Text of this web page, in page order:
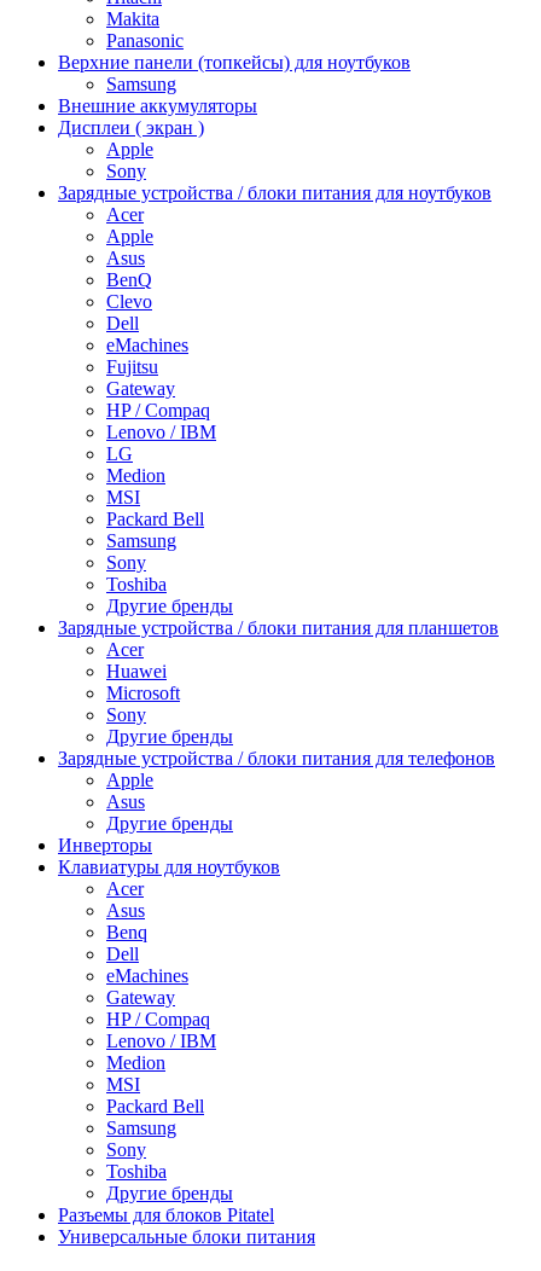
Makita
Panasonic
Верхние панели (топкейсы) для ноутбуков
Samsung
Внешние аккумуляторы
Дисплеи ( экран )
Apple
Sony
Зарядные устройства / блоки питания для ноутбуков
Acer
Apple
Asus
BenQ
Clevo
Dell
eMachines
Fujitsu
Gateway
HP / Compaq
Lenovo / IBM
LG
Medion
MSI
Packard Bell
Samsung
Sony
Toshiba
Другие бренды
Зарядные устройства / блоки питания для планшетов
Acer
Huawei
Microsoft
Sony
Другие бренды
Зарядные устройства / блоки питания для телефонов
Apple
Asus
Другие бренды
Инверторы
Клавиатуры для ноутбуков
Acer
Asus
Benq
Dell
eMachines
Gateway
HP / Compaq
Lenovo / IBM
Medion
MSI
Packard Bell
Samsung
Sony
Toshiba
Другие бренды
Разъемы для блоков Pitatel
Универсальные блоки питания